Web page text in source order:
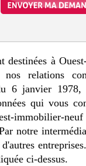
destinées à
relations
6 janvier 1978,
qui vous
immobilier-
notre
ci-dessus.